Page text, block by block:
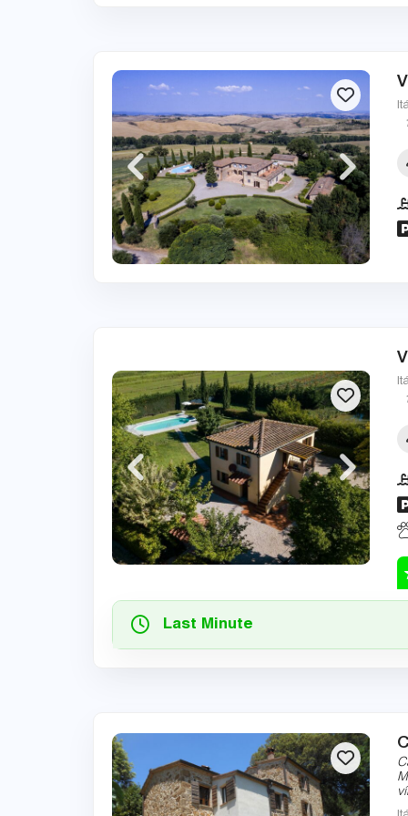
Last Minute